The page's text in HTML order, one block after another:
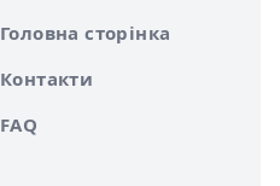
Головна сторінка
Контакти
FAQ